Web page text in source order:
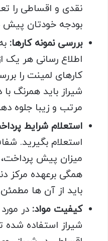
نقدی و اقساطی را
بودجه خودتان پیش
بررسی نمونه کارها:
اطلاع رسانی هر یک
کارهای لمینت را
شیراز باید همرنگ
مرتب و زیبا جلوه
استعلام شرایط
استعلام بگیرید.
میزان پیش
همگی برعهده مرکز
باید از آن ها
کیفیت مواد: در
شیراز استفاده